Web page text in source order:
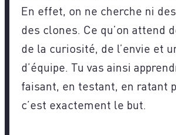
En effet, on ne cherche ni
des clones. Ce qu’on attend
de la curiosité, de l’envie et
d’équipe. Tu vas ainsi
faisant, en testant, en ratant
c’est exactement le but.